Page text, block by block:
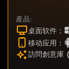
產品:
桌面软件：
移动应用：
訪問創意庫